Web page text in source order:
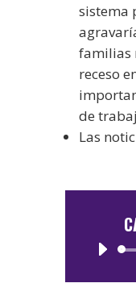
sistema
familias
receso
de
Las